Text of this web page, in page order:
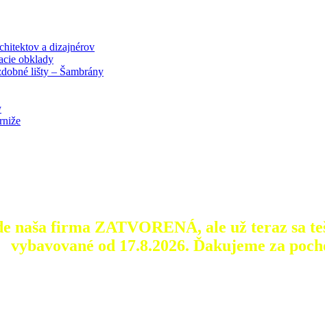
a dizajnérov
obklady
lišty – Šambrány
naša firma ZATVORENÁ, ale už teraz sa
vybavované od 17.8.2026. Ďakujeme za